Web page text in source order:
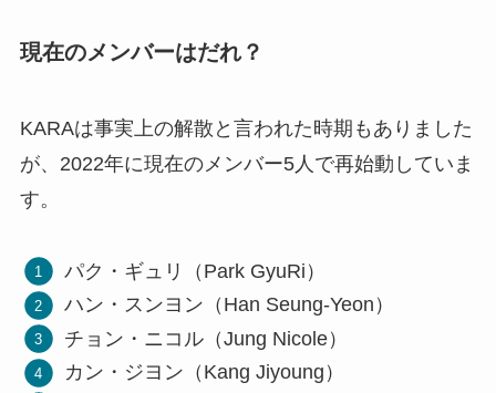
現在のメンバーはだれ？
KARAは事実上の解散と言われた時期もありました
が、2022年に現在のメンバー5人で再始動していま
す。
パク・ギュリ（Park GyuRi）
ハン・スンヨン（Han Seung-Yeon）
チョン・ニコル（Jung Nicole）
カン・ジヨン（Kang Jiyoung）